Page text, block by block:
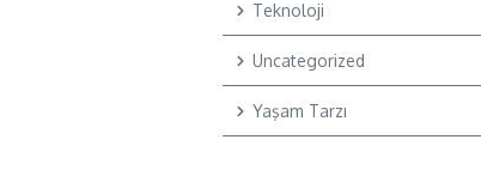
Teknoloji
Uncategorized
Yaşam Tarzı